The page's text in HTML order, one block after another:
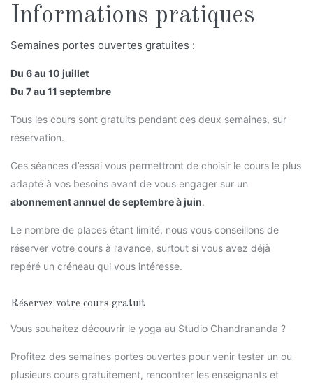
Informations pratiques
Semaines portes ouvertes gratuites :
Du 6 au 10 juillet
Du 7 au 11 septembre
Tous les cours sont gratuits pendant ces deux semaines, sur
réservation.
Ces séances d’essai vous permettront de choisir le cours le plus
adapté à vos besoins avant de vous engager sur un
abonnement annuel de septembre à juin.
Le nombre de places étant limité, nous vous conseillons de
réserver votre cours à l’avance, surtout si vous avez déjà
repéré un créneau qui vous intéresse.
Réservez votre cours gratuit
Vous souhaitez découvrir le yoga au Studio Chandrananda ?
Profitez des semaines portes ouvertes pour venir tester un ou
plusieurs cours gratuitement, rencontrer les enseignants et